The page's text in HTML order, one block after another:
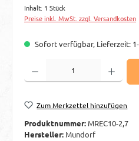
Inhalt: 1 Stück
Preise inkl. MwSt. zzgl. Versandkosten
Sofort verfügbar, Lieferzeit:
Produkt Anzahl: Gib den
Zum Merkzettel hinzufügen
Produktnummer: MREC10-2,7
Hersteller: Mundorf